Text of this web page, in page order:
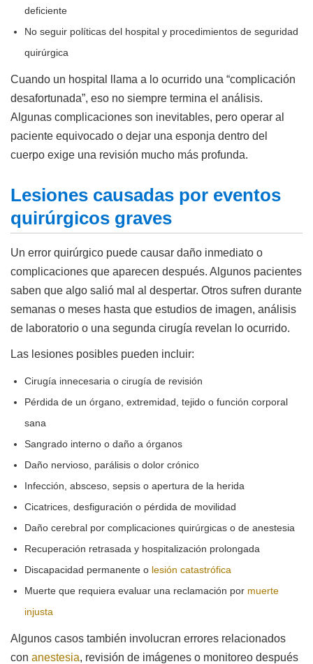
deficiente
No seguir políticas del hospital y procedimientos de seguridad
quirúrgica
Cuando un hospital llama a lo ocurrido una “complicación
desafortunada”, eso no siempre termina el análisis.
Algunas complicaciones son inevitables, pero operar al
paciente equivocado o dejar una esponja dentro del
cuerpo exige una revisión mucho más profunda.
Lesiones causadas por eventos
quirúrgicos graves
Un error quirúrgico puede causar daño inmediato o
complicaciones que aparecen después. Algunos pacientes
saben que algo salió mal al despertar. Otros sufren durante
semanas o meses hasta que estudios de imagen, análisis
de laboratorio o una segunda cirugía revelan lo ocurrido.
Las lesiones posibles pueden incluir:
Cirugía innecesaria o cirugía de revisión
Pérdida de un órgano, extremidad, tejido o función corporal
sana
Sangrado interno o daño a órganos
Daño nervioso, parálisis o dolor crónico
Infección, absceso, sepsis o apertura de la herida
Cicatrices, desfiguración o pérdida de movilidad
Daño cerebral por complicaciones quirúrgicas o de anestesia
Recuperación retrasada y hospitalización prolongada
Discapacidad permanente o lesión catastrófica
Muerte que requiera evaluar una reclamación por muerte
injusta
Algunos casos también involucran errores relacionados
con anestesia, revisión de imágenes o monitoreo después